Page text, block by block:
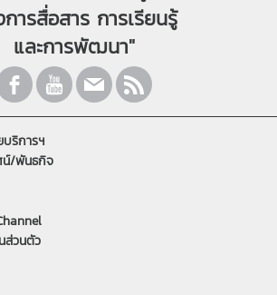
ารสื่อสาร การเรียนรู้
และการพัฒนา"
ริการฯ
/พันธกิจ
ส่วนตัว